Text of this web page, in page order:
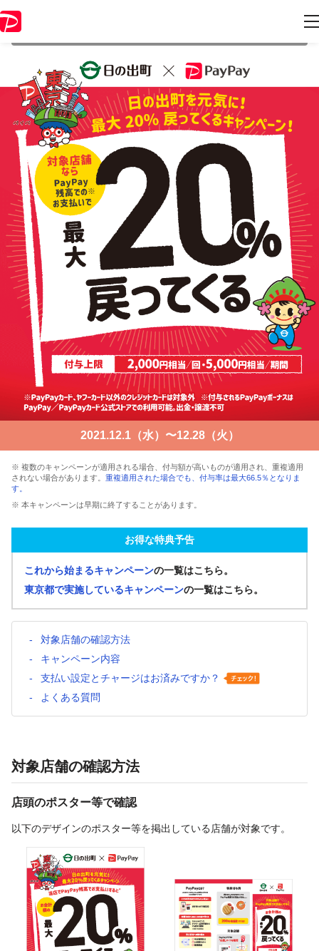
の情報はキャンペーン終了時点のものになります。
2021.12.1（水）〜12.28（火）
※ 複数のキャンペーンが適用される場合、付与額が高いものが適用され、重複適用
されない場合があります。 重複適用された場合でも、付与率は最大66.5％となりま
す。
※ 本キャンペーンは早期に終了することがあります。
お得な特典予告
これから始まるキャンペーンの一覧はこちら。
東京都で実施しているキャンペーンの一覧はこちら。
対象店舗の確認方法
キャンペーン内容
支払い設定とチャージはお済みですか？
よくある質問
対象店舗の確認方法
店頭のポスター等で確認
以下のデザインのポスター等を掲出している店舗が対象です。